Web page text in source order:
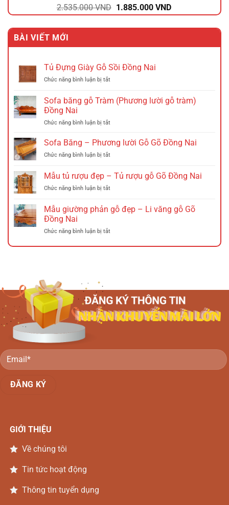
2.535.000VND Giá
gốc
là:
1.885.000 VNDGiá
hiện
tại
1.885.000 VND.
BÀI VIẾT MỚI
Tủ Đựng Giày Gỗ Sồi Đồng Nai
Chức năng bình luận bị tắtở
Đựng
Giày
Sồi
Nai
Sofa băng gỗ Tràm (Phương lười gỗ tràm)
Đồng Nai
Chức năng bình luận bị tắtở
băng
Tràm
lười
tràm)
Nai
Sofa Băng – Phương lười Gỗ Gõ Đồng Nai
Chức năng bình luận bị tắtở
Băng
Phương
Gỗ
Gõ
Nai
Mẫu tủ rượu đẹp – Tủ rượu gỗ Gõ Đồng Nai
Chức năng bình luận bị tắtở
rượu
–
rượu
Mẫu giường phản gỗ đẹp – Li văng gỗ Gõ
Đồng Nai
Chức năng bình luận bị tắtở
giường
Li
văng
gỗ
Gõ
GIỚI THIỆU
Về chúng tôi
Tin tức hoạt động
Thông tin tuyển dụng